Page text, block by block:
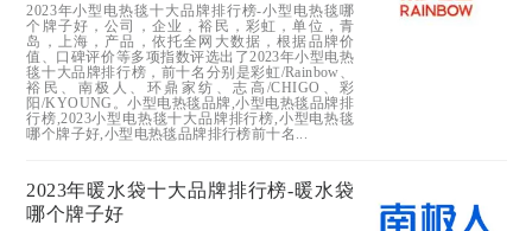
2023年小型电热毯十大品牌排行榜-小型电热毯哪
个牌子好，公司，企业，裕民，彩虹，单位，青
岛，上海，产品，依托全网大数据，根据品牌价
值、口碑评价等多项指数评选出了2023年小型电热
毯十大品牌排行榜，前十名分别是彩虹/Rainbow、
裕民、南极人、环鼎家纺、志高/CHIGO、彩
阳/KYOUNG。小型电热毯品牌,小型电热毯品牌排
行榜,2023小型电热毯十大品牌排行榜,小型电热毯
哪个牌子好,小型电热毯品牌排行榜前十名...
2023年暖水袋十大品牌排行榜-暖水袋
哪个牌子好